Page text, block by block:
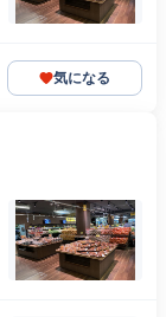
気になる